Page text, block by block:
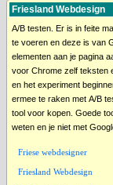
Friesland Webdesign
A/B testen. Er is in feite
te voeren en deze is van
elementen aan je pagina
voor Chrome zelf teksten
en het experiment
ermee te raken met A/B
tool voor kopen. Goede
weten en je niet met
Friese webdesigner
Friesland Webdesign